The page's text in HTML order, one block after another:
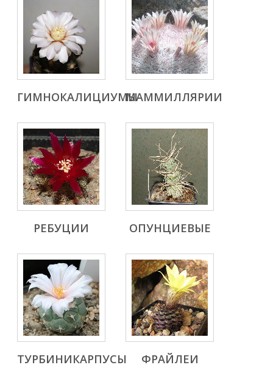
ГИМНОКАЛИЦИУМЫМАММИЛЛЯРИИ
РЕБУЦИИ ОПУНЦИЕВЫЕ
ТУРБИНИКАРПУСЫ ФРАЙЛЕИ